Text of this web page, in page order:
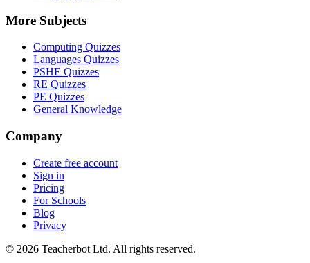
More Subjects
Computing Quizzes
Languages Quizzes
PSHE Quizzes
RE Quizzes
PE Quizzes
General Knowledge
Company
Create free account
Sign in
Pricing
For Schools
Blog
Privacy
© 2026 Teacherbot Ltd. All rights reserved.